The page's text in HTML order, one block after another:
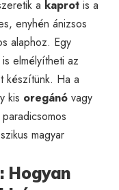
a kaprot is a
enyhén ánizsos
alaphoz. Egy
is elmélyítheti az
készítünk. Ha a
kis oregánó vagy
magyar
Hogyan